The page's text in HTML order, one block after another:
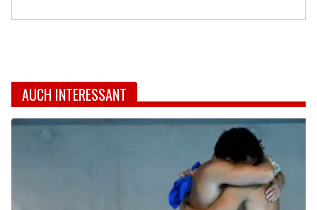
AUCH INTERESSANT